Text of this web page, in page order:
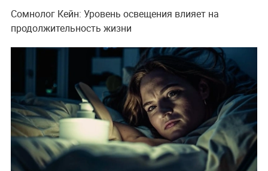
Сомнолог Кейн: Уровень освещения влияет на
продолжительность жизни